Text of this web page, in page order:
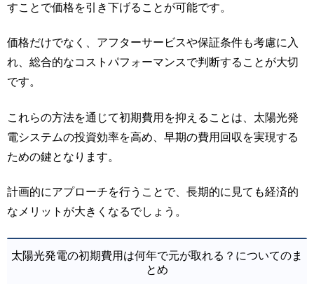
すことで価格を引き下げることが可能です。
価格だけでなく、アフターサービスや保証条件も考慮に入
れ、総合的なコストパフォーマンスで判断することが大切
です。
これらの方法を通じて初期費用を抑えることは、太陽光発
電システムの投資効率を高め、早期の費用回収を実現する
ための鍵となります。
計画的にアプローチを行うことで、長期的に見ても経済的
なメリットが大きくなるでしょう。
太陽光発電の初期費用は何年で元が取れる？についてのま
とめ